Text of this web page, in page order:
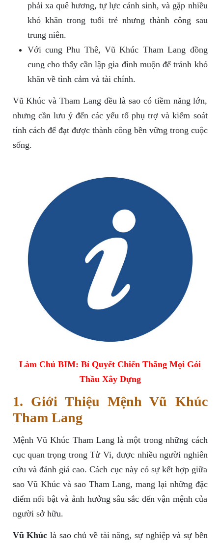
phải xa quê hương, tự lực cánh sinh, và gặp nhiều
khó khăn trong tuổi trẻ nhưng thành công sau
trung niên.
Với cung Phu Thê, Vũ Khúc Tham Lang đồng
cung cho thấy cần lập gia đình muộn để tránh khó
khăn về tình cảm và tài chính.
Vũ Khúc và Tham Lang đều là sao có tiềm năng lớn,
nhưng cần lưu ý đến các yếu tố phụ trợ và kiểm soát
tính cách để đạt được thành công bền vững trong cuộc
sống.
Làm Chủ BIM: Bí Quyết Chiến Thắng Mọi Gói
Thầu Xây Dựng
1. Giới Thiệu Mệnh Vũ Khúc
Tham Lang
Mệnh Vũ Khúc Tham Lang là một trong những cách
cục quan trọng trong Tử Vi, được nhiều người nghiên
cứu và đánh giá cao. Cách cục này có sự kết hợp giữa
sao Vũ Khúc và sao Tham Lang, mang lại những đặc
điểm nổi bật và ảnh hưởng sâu sắc đến vận mệnh của
người sở hữu.
Vũ Khúc là sao chủ về tài năng, sự nghiệp và sự bền